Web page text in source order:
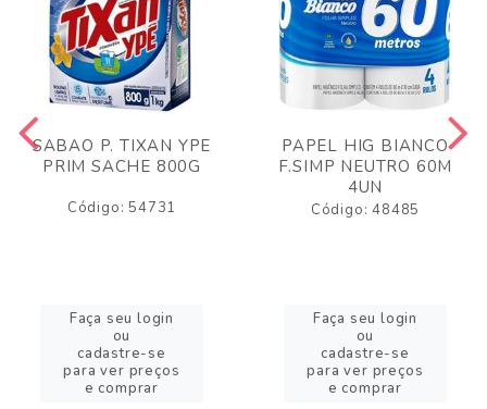
SABAO P. TIXAN YPE
PRIM SACHE 800G
Código: 54731
Faça seu login
ou
cadastre-se
para ver preços
e comprar
PAPEL HIG BIANCO
F.SIMP NEUTRO 60M
4UN
Código: 48485
Faça seu login
ou
cadastre-se
para ver preços
e comprar